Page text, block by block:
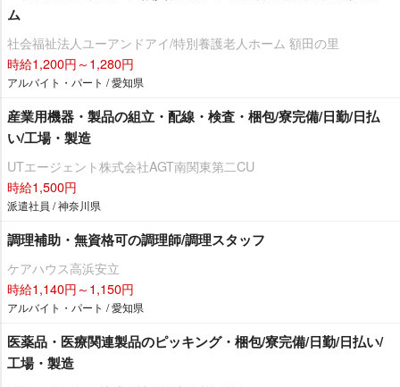
ム
社会福祉法人ユーアンドアイ/特別養護老人ホーム 額田の里
時給1,200円～1,280円
アルバイト・パート / 愛知県
産業用機器・製品の組立・配線・検査・梱包/寮完備/日勤/日払
い/工場・製造
UTエージェント株式会社AGT南関東第二CU
時給1,500円
派遣社員 / 神奈川県
調理補助・無資格可の調理師/調理スタッフ
ケアハウス高浜安立
時給1,140円～1,150円
アルバイト・パート / 愛知県
医薬品・医療関連製品のピッキング・梱包/寮完備/日勤/日払い/
工場・製造